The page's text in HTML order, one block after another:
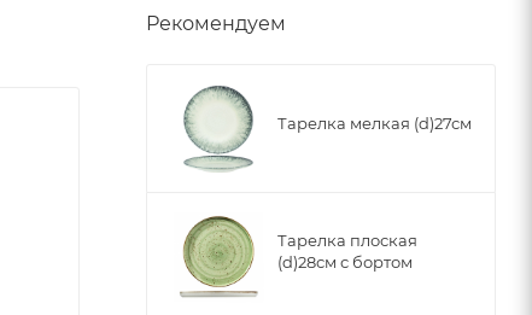
Рекомендуем
Тарелка мелкая (d)27см
Тарелка плоская
(d)28см с бортом